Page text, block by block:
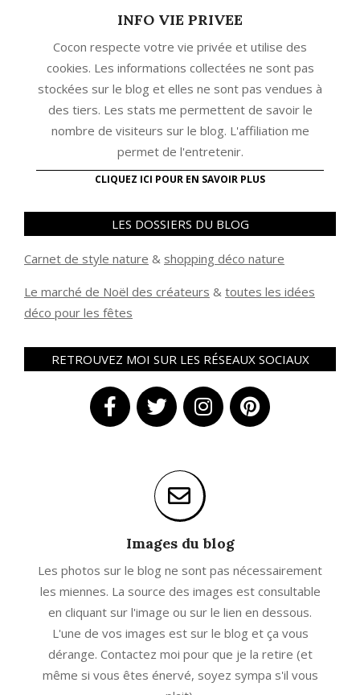
INFO VIE PRIVEE
Cocon respecte votre vie privée et utilise des
cookies. Les informations collectées ne sont pas
stockées sur le blog et elles ne sont pas vendues à
des tiers. Les stats me permettent de savoir le
nombre de visiteurs sur le blog. L'affiliation me
permet de l'entretenir.
CLIQUEZ ICI POUR EN SAVOIR PLUS
LES DOSSIERS DU BLOG
Carnet de style nature & shopping déco nature
Le marché de Noël des créateurs & toutes les idées
déco pour les fêtes
RETROUVEZ MOI SUR LES RÉSEAUX SOCIAUX
Images du blog
Les photos sur le blog ne sont pas nécessairement
les miennes. La source des images est consultable
en cliquant sur l'image ou sur le lien en dessous.
L'une de vos images est sur le blog et ça vous
dérange. Contactez moi pour que je la retire (et
même si vous êtes énervé, soyez sympa s'il vous